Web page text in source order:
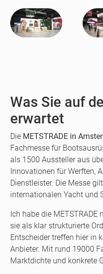
Was Sie auf
erwartet
Die METSTRADE in
Fachmesse für
als 1500 Aussteller aus
Innovationen für Werften,
Dienstleister. Die Messe
internationalen Yacht und
Ich habe die
sie als klar strukturierte
Entscheider treffen hier in
Anbieter. Mit rund 19000
Marktdichte und konkrete